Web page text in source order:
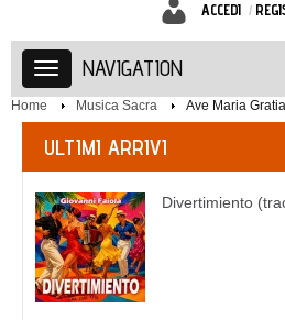
ACCEDI
NAVIGATION
Home Musica Sacra Ave Maria
ULTIMI ARRIVI
Divertimiento